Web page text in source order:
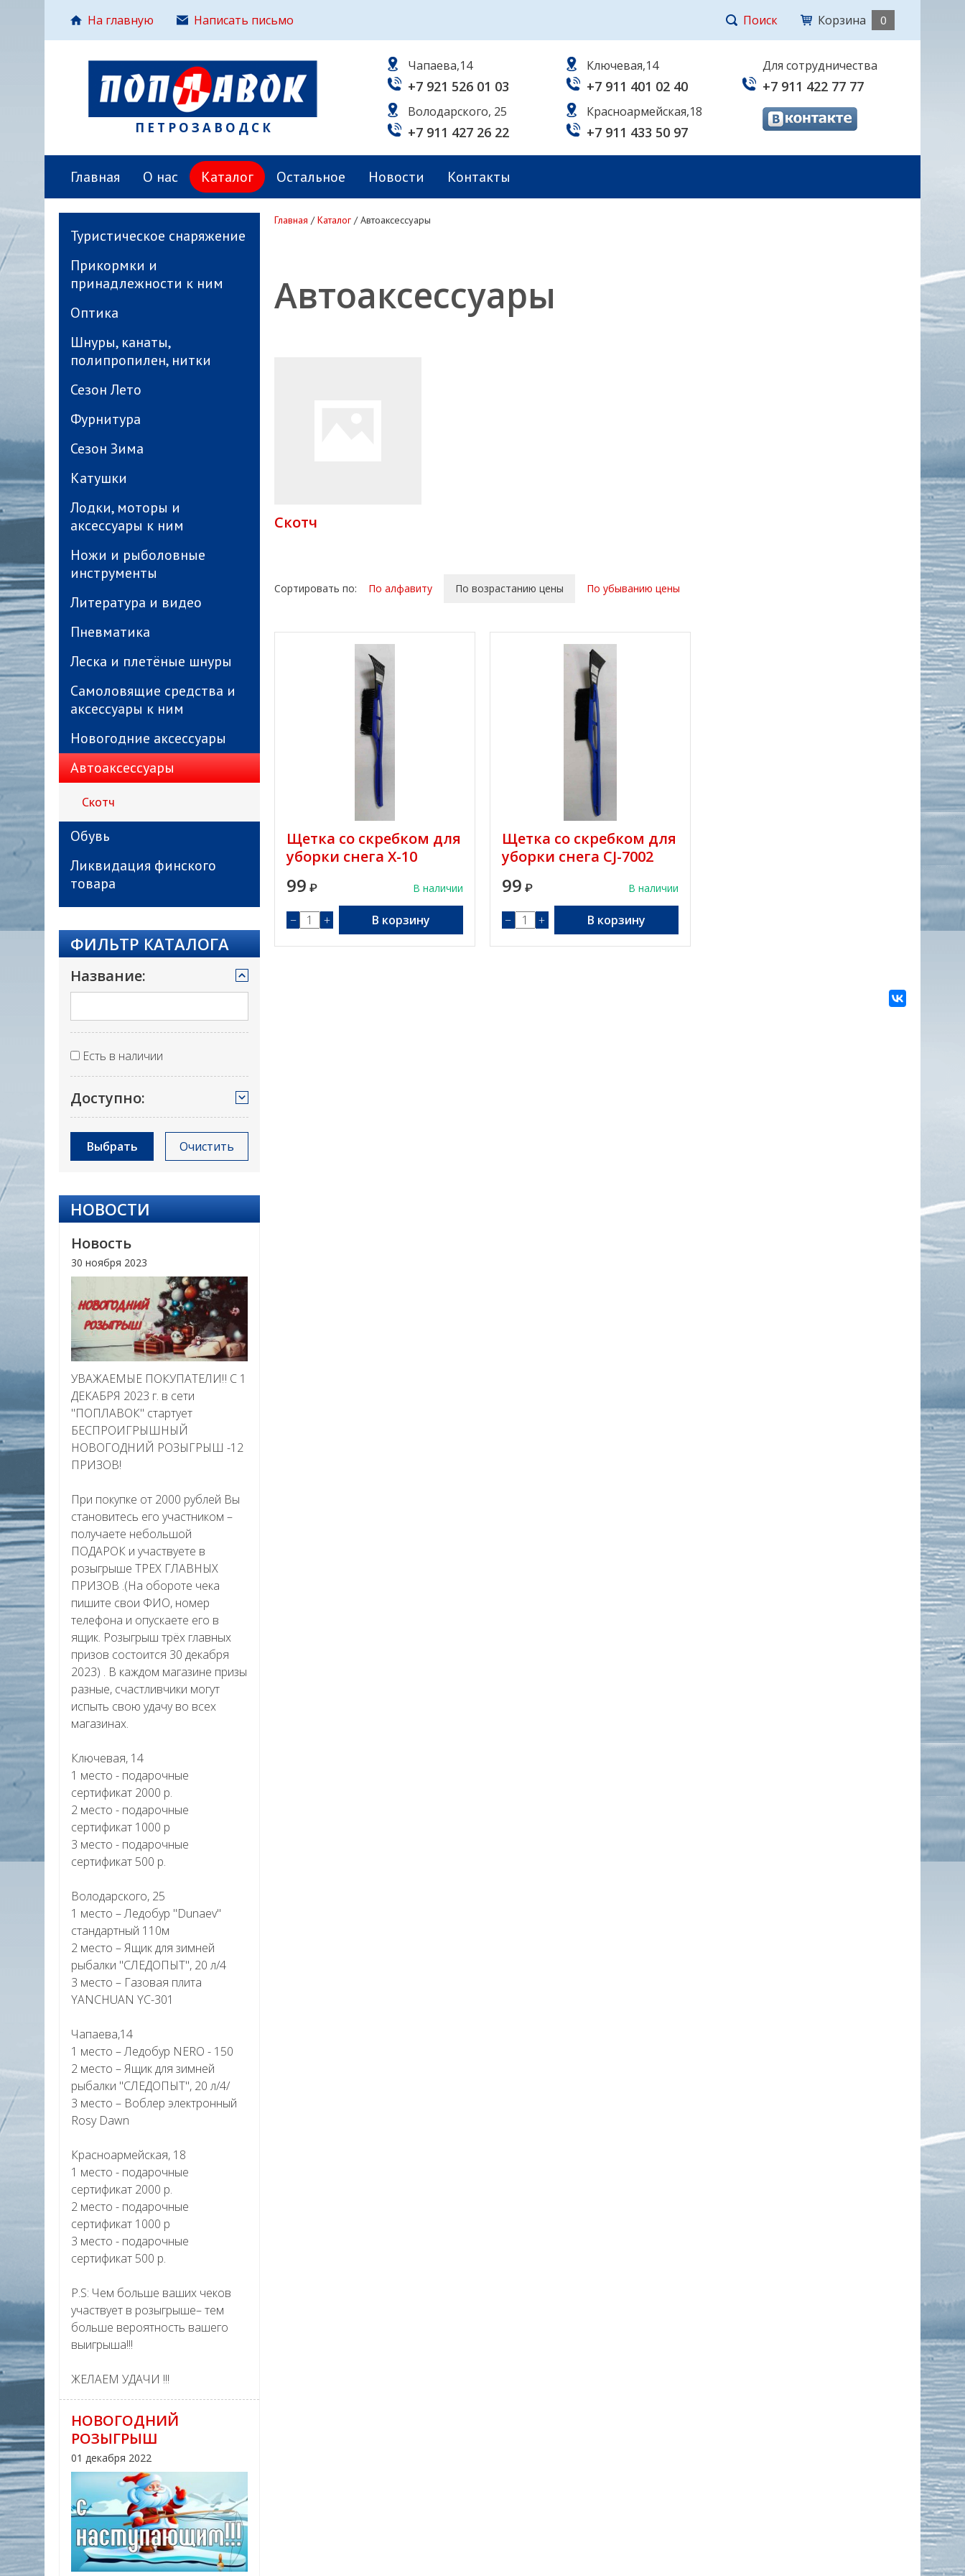
На главную Написать письмо Поиск Корзина 0
ПЕТРОЗАВОДСК
Чапаева,14
+7 921 526 01 03
Володарского, 25
+7 911 427 26 22
Ключевая,14
+7 911 401 02 40
Красноармейская,18
+7 911 433 50 97
Для сотрудничества
+7 911 422 77 77
Главная О нас Каталог Остальное Новости Контакты
Туристическое снаряжение
Прикормки и
принадлежности к ним
Оптика
Шнуры, канаты,
полипропилен, нитки
Сезон Лето
Фурнитура
Сезон Зима
Катушки
Лодки, моторы и
аксессуары к ним
Ножи и рыболовные
инструменты
Литература и видео
Пневматика
Леска и плетёные шнуры
Самоловящие средства и
аксессуары к ним
Новогодние аксессуары
Автоаксессуары
Скотч
Обувь
Ликвидация финского
товара
ФИЛЬТР КАТАЛОГА
Название:
Есть в наличии
Доступно:
Выбрать Очистить
НОВОСТИ
Новость
30 ноября 2023
УВАЖАЕМЫЕ ПОКУПАТЕЛИ‼ С 1
ДЕКАБРЯ 2023 г. в сети
"ПОПЛАВОК" стартует
БЕСПРОИГРЫШНЫЙ
НОВОГОДНИЙ РОЗЫГРЫШ -12
ПРИЗОВ!
При покупке от 2000 рублей Вы
становитесь его участником –
получаете небольшой
ПОДАРОК и участвуете в
розыгрыше ТРЕХ ГЛАВНЫХ
ПРИЗОВ .(На обороте чека
пишите свои ФИО, номер
телефона и опускаете его в
ящик. Розыгрыш трёх главных
призов состоится 30 декабря
2023) . В каждом магазине призы
разные, счастливчики могут
испыть свою удачу во всех
магазинах.
Ключевая, 14
1 место - подарочные
сертификат 2000 р.
2 место - подарочные
сертификат 1000 р
3 место - подарочные
сертификат 500 р.
Володарского, 25
1 место – Ледобур "Dunaev"
стандартный 110м
2 место – Ящик для зимней
рыбалки "СЛЕДОПЫТ", 20 л/4
3 место – Газовая плита
YANCHUAN YC-301
Чапаева,14
1 место – Ледобур NERO - 150
2 место – Ящик для зимней
рыбалки "СЛЕДОПЫТ", 20 л/4/
3 место – Воблер электронный
Rosy Dawn
Красноармейская, 18
1 место - подарочные
сертификат 2000 р.
2 место - подарочные
сертификат 1000 р
3 место - подарочные
сертификат 500 р.
P.S: Чем больше ваших чеков
участвует в розыгрыше– тем
больше вероятность вашего
выигрыша!!!
ЖЕЛАЕМ УДАЧИ !!!
НОВОГОДНИЙ
РОЗЫГРЫШ
01 декабря 2022
Главная /Каталог /Автоаксессуары
Автоаксессуары
Скотч
Сортировать по: По алфавиту По возрастанию цены По убыванию цены
Щетка со скребком для
уборки снега X-10
99 ₽ В наличии
− + В корзину
Щетка со скребком для
уборки снега CJ-7002
99 ₽ В наличии
− + В корзину